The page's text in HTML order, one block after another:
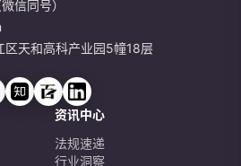
信同号）
区天和高科产业园5幢18层
资讯中心
法规速递
行业洞察